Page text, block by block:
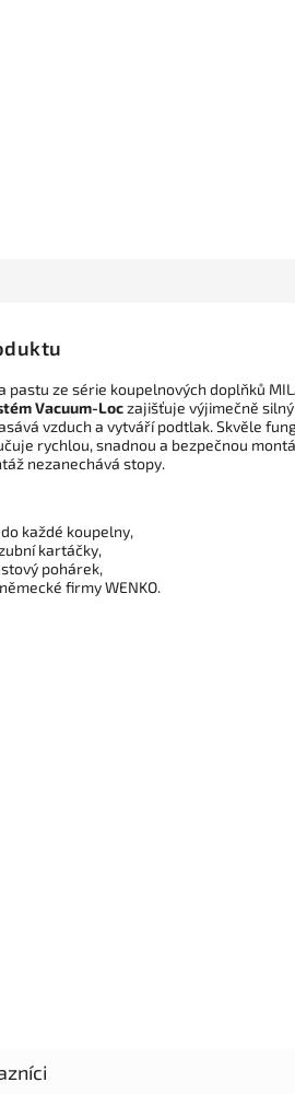
pastu ze série koupelnových doplňků
Vacuum-Loczajišťuje výjimečně
vzduch a vytváří podtlak. Skvěle
rychlou, snadnou a bezpečnou
nezanechává stopy.
každé koupelny,
kartáčky,
pohárek,
firmy WENKO.